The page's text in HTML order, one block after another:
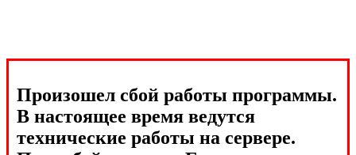
Произошел сбой работы программы.
В настоящее время ведутся
технические работы на сервере.